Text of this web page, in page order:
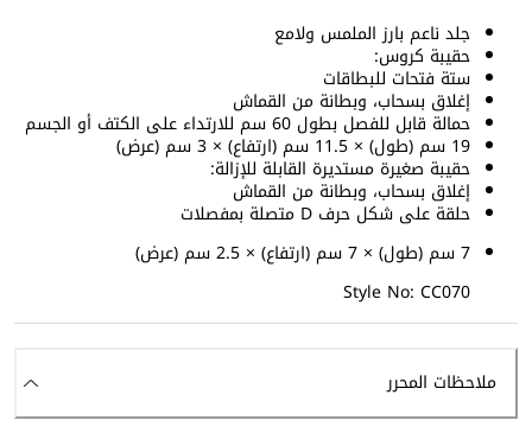
جلد ناعم بارز الملمس ولامع
حقيبة كروس:
ستة فتحات للبطاقات
إغلاق بسحاب، وبطانة من القماش
حمالة قابل للفصل بطول 60 سم للارتداء على الكتف أو الجسم
19 سم (طول) × 11.5 سم (ارتفاع) × 3 سم (عرض)
حقيبة صغيرة مستديرة القابلة للإزالة:
إغلاق بسحاب، وبطانة من القماش
حلقة على شكل حرف D متصلة بمفصلات
7 سم (طول) × 7 سم (ارتفاع) × 2.5 سم (عرض)
Style No: CC070
ملاحظات المحرر